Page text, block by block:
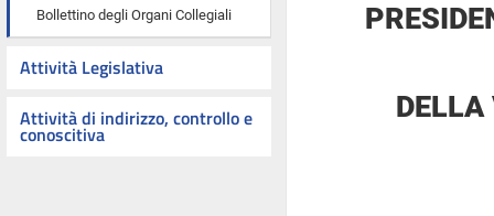
Bollettino degli Organi Collegiali
Attività Legislativa
Attività di indirizzo, controllo e
conoscitiva